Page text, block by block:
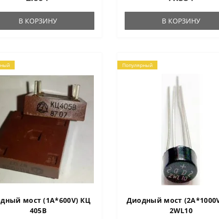
1 АМа..
В КОРЗИНУ
12RG501 Характеристики:
Партномер: C..В КОРЗИНУ
мост (1A*600V) КЦ
405В
Популярный
Диодный мост
2WL10